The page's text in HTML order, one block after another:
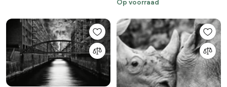
Wenner-Braun
Op voorraad